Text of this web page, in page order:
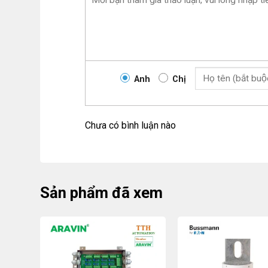
Anh Chị
Chưa có bình luận nào
Sản phẩm đã xem